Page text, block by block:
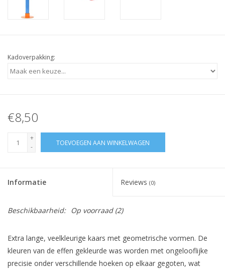
Kadoverpakking:
€8,50
+
-
TOEVOEGEN AAN WINKELWAGEN
Informatie Reviews (0)
Beschikbaarheid: Op voorraad(2)
Extra lange, veelkleurige kaars met geometrische vormen. De
kleuren van de effen gekleurde was worden met ongelooflijke
precisie onder verschillende hoeken op elkaar gegoten, wat